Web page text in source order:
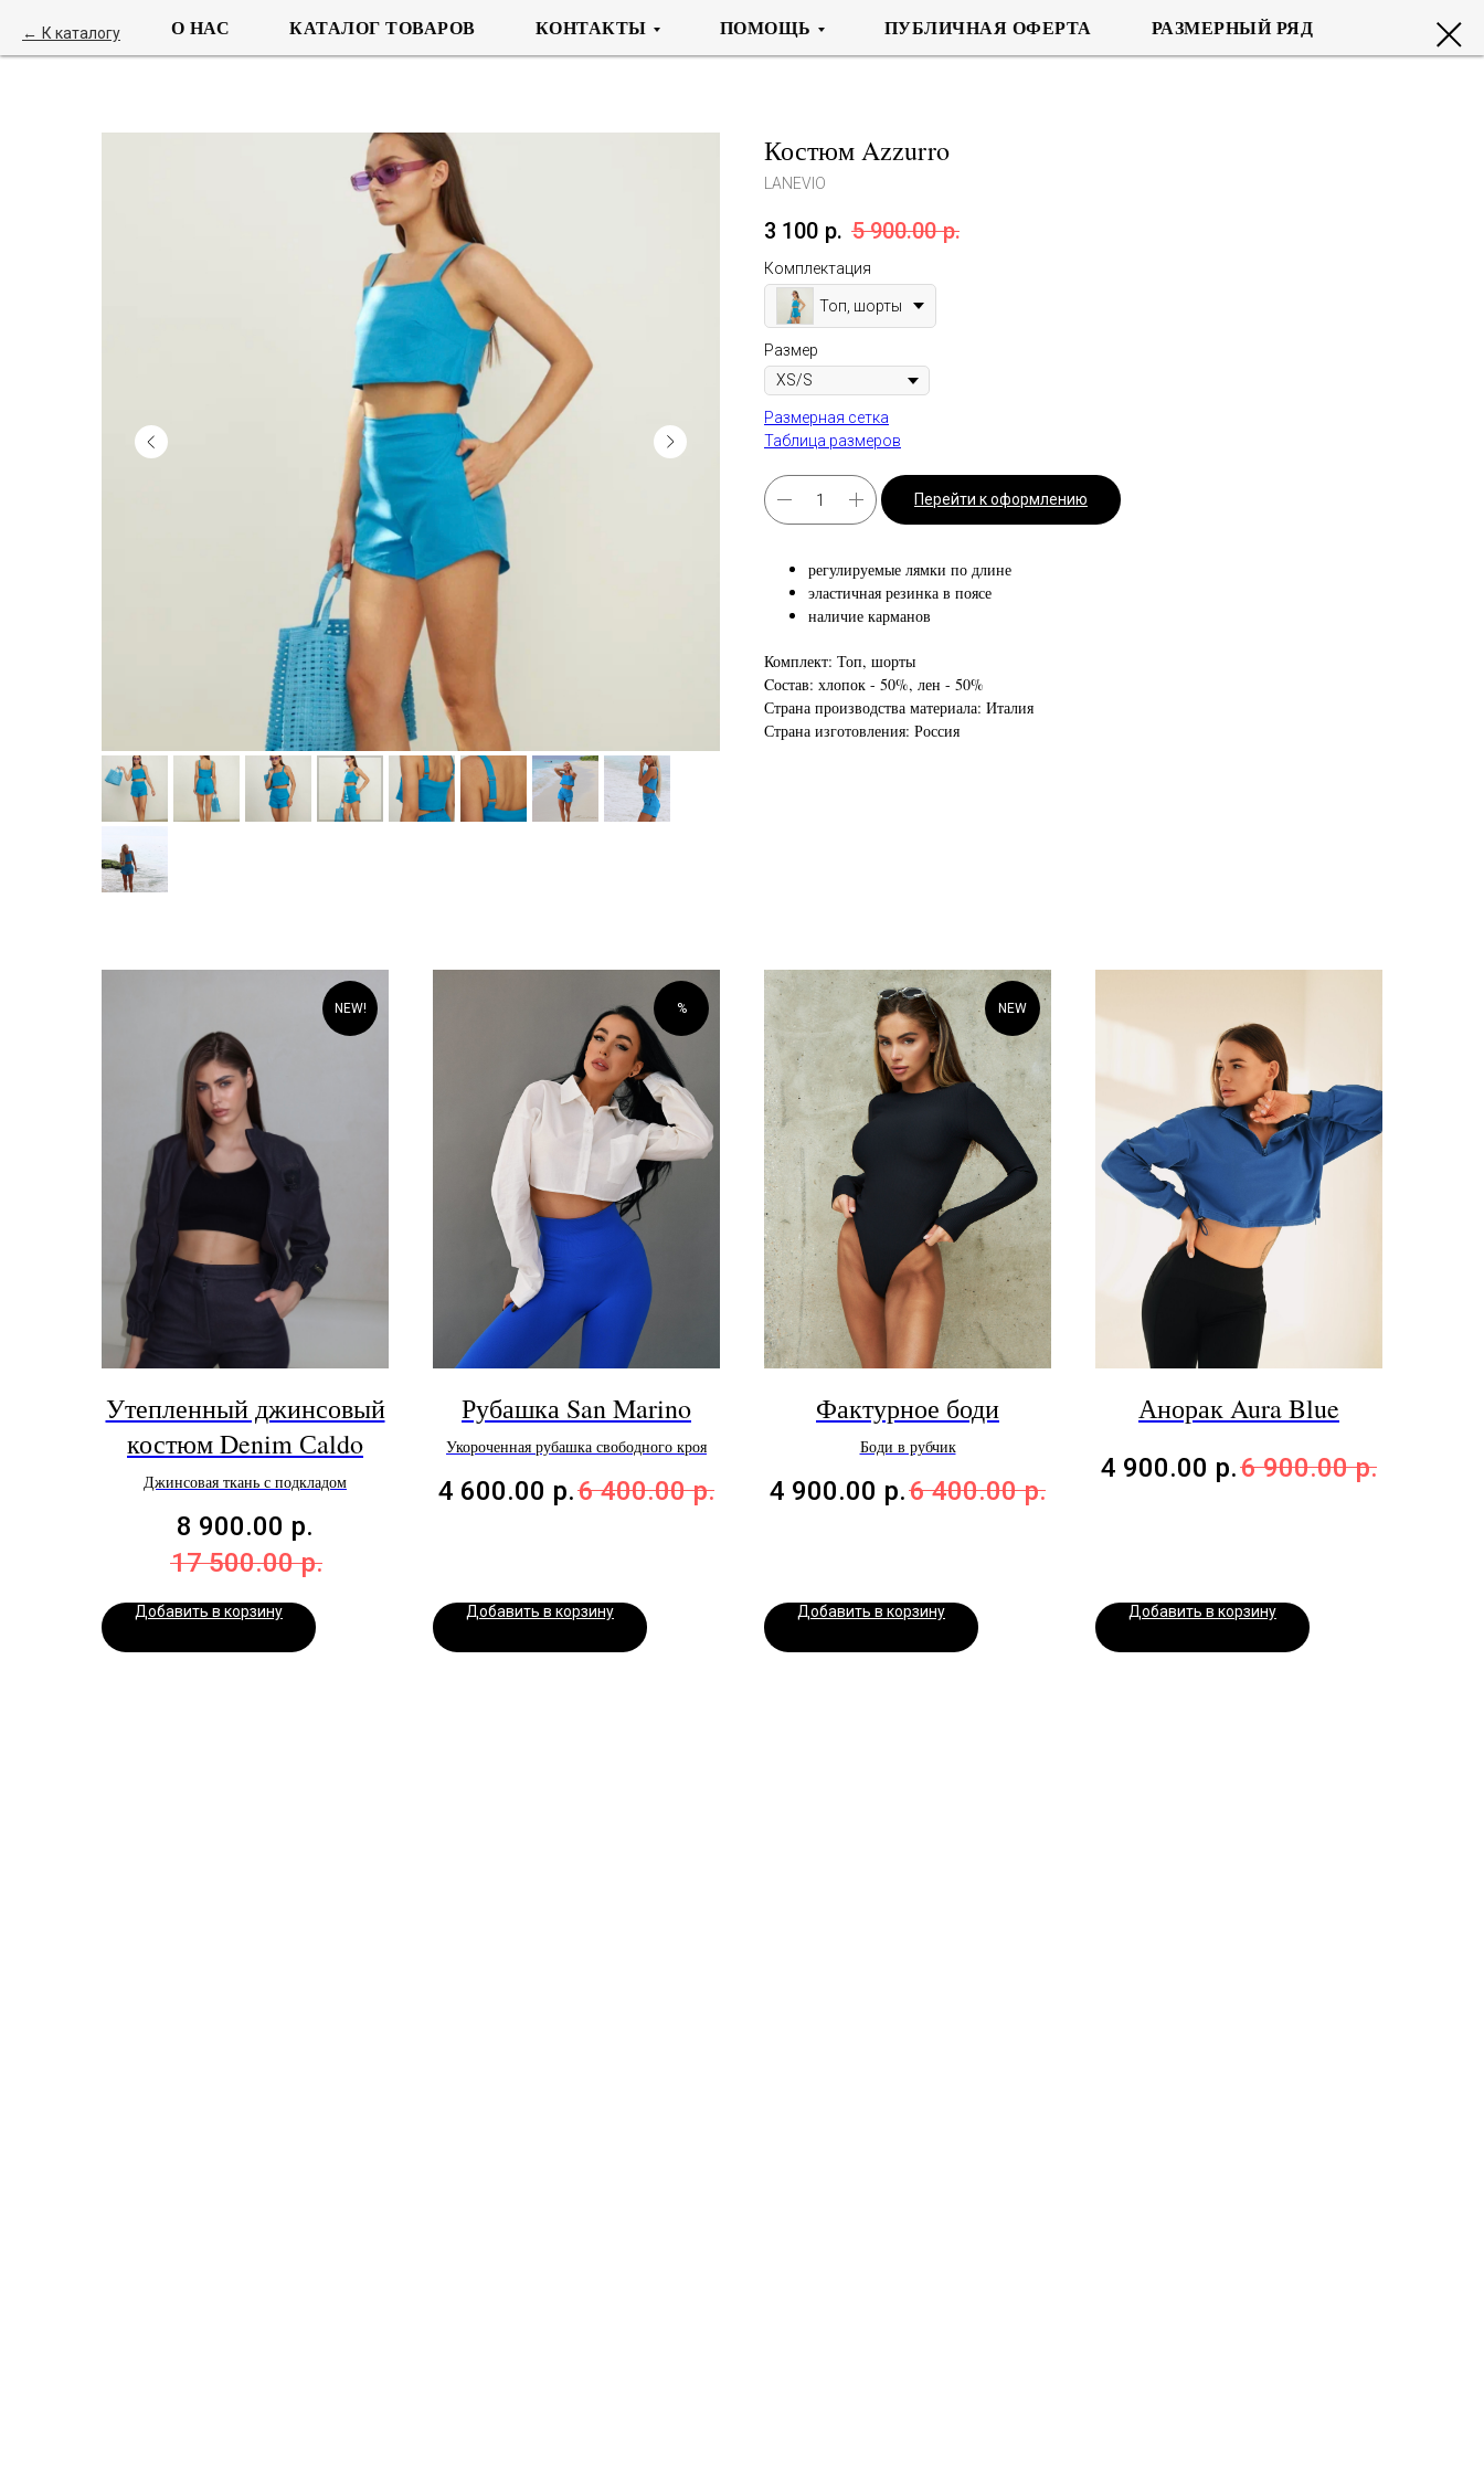
К каталогу
Костюм Azzurro
LANEVIO
3 100 р. 5 900.00 р.
Комплектация
Топ, шорты
Размер
Размерная сетка
Таблица размеров
Перейти к оформлению
регулируемые лямки по длине
эластичная резинка в поясе
наличие карманов
Комплект: Топ, шорты
Cостав: хлопок - 50%, лен - 50%
Страна производства материала: Италия
Страна изготовления: Россия
NEW!
Утепленный джинсовый
костюм Denim Сaldo
Джинсовая ткань с подкладом
8 900.00 р.
17 500.00 р.
Добавить в корзину
%
Рубашка San Marino
Укороченная рубашка свободного кроя
4 600.00 р.6 400.00 р.
Добавить в корзину
NEW
Фактурное боди
Боди в рубчик
4 900.00 р.6 400.00 р.
Добавить в корзину
Анорак Aura Blue
4 900.00 р.6 900.00 р.
Добавить в корзину
О НАС КАТАЛОГ ТОВАРОВ КОНТАКТЫ ПОМОЩЬ ПУБЛИЧНАЯ ОФЕРТА РАЗМЕРНЫЙ РЯД